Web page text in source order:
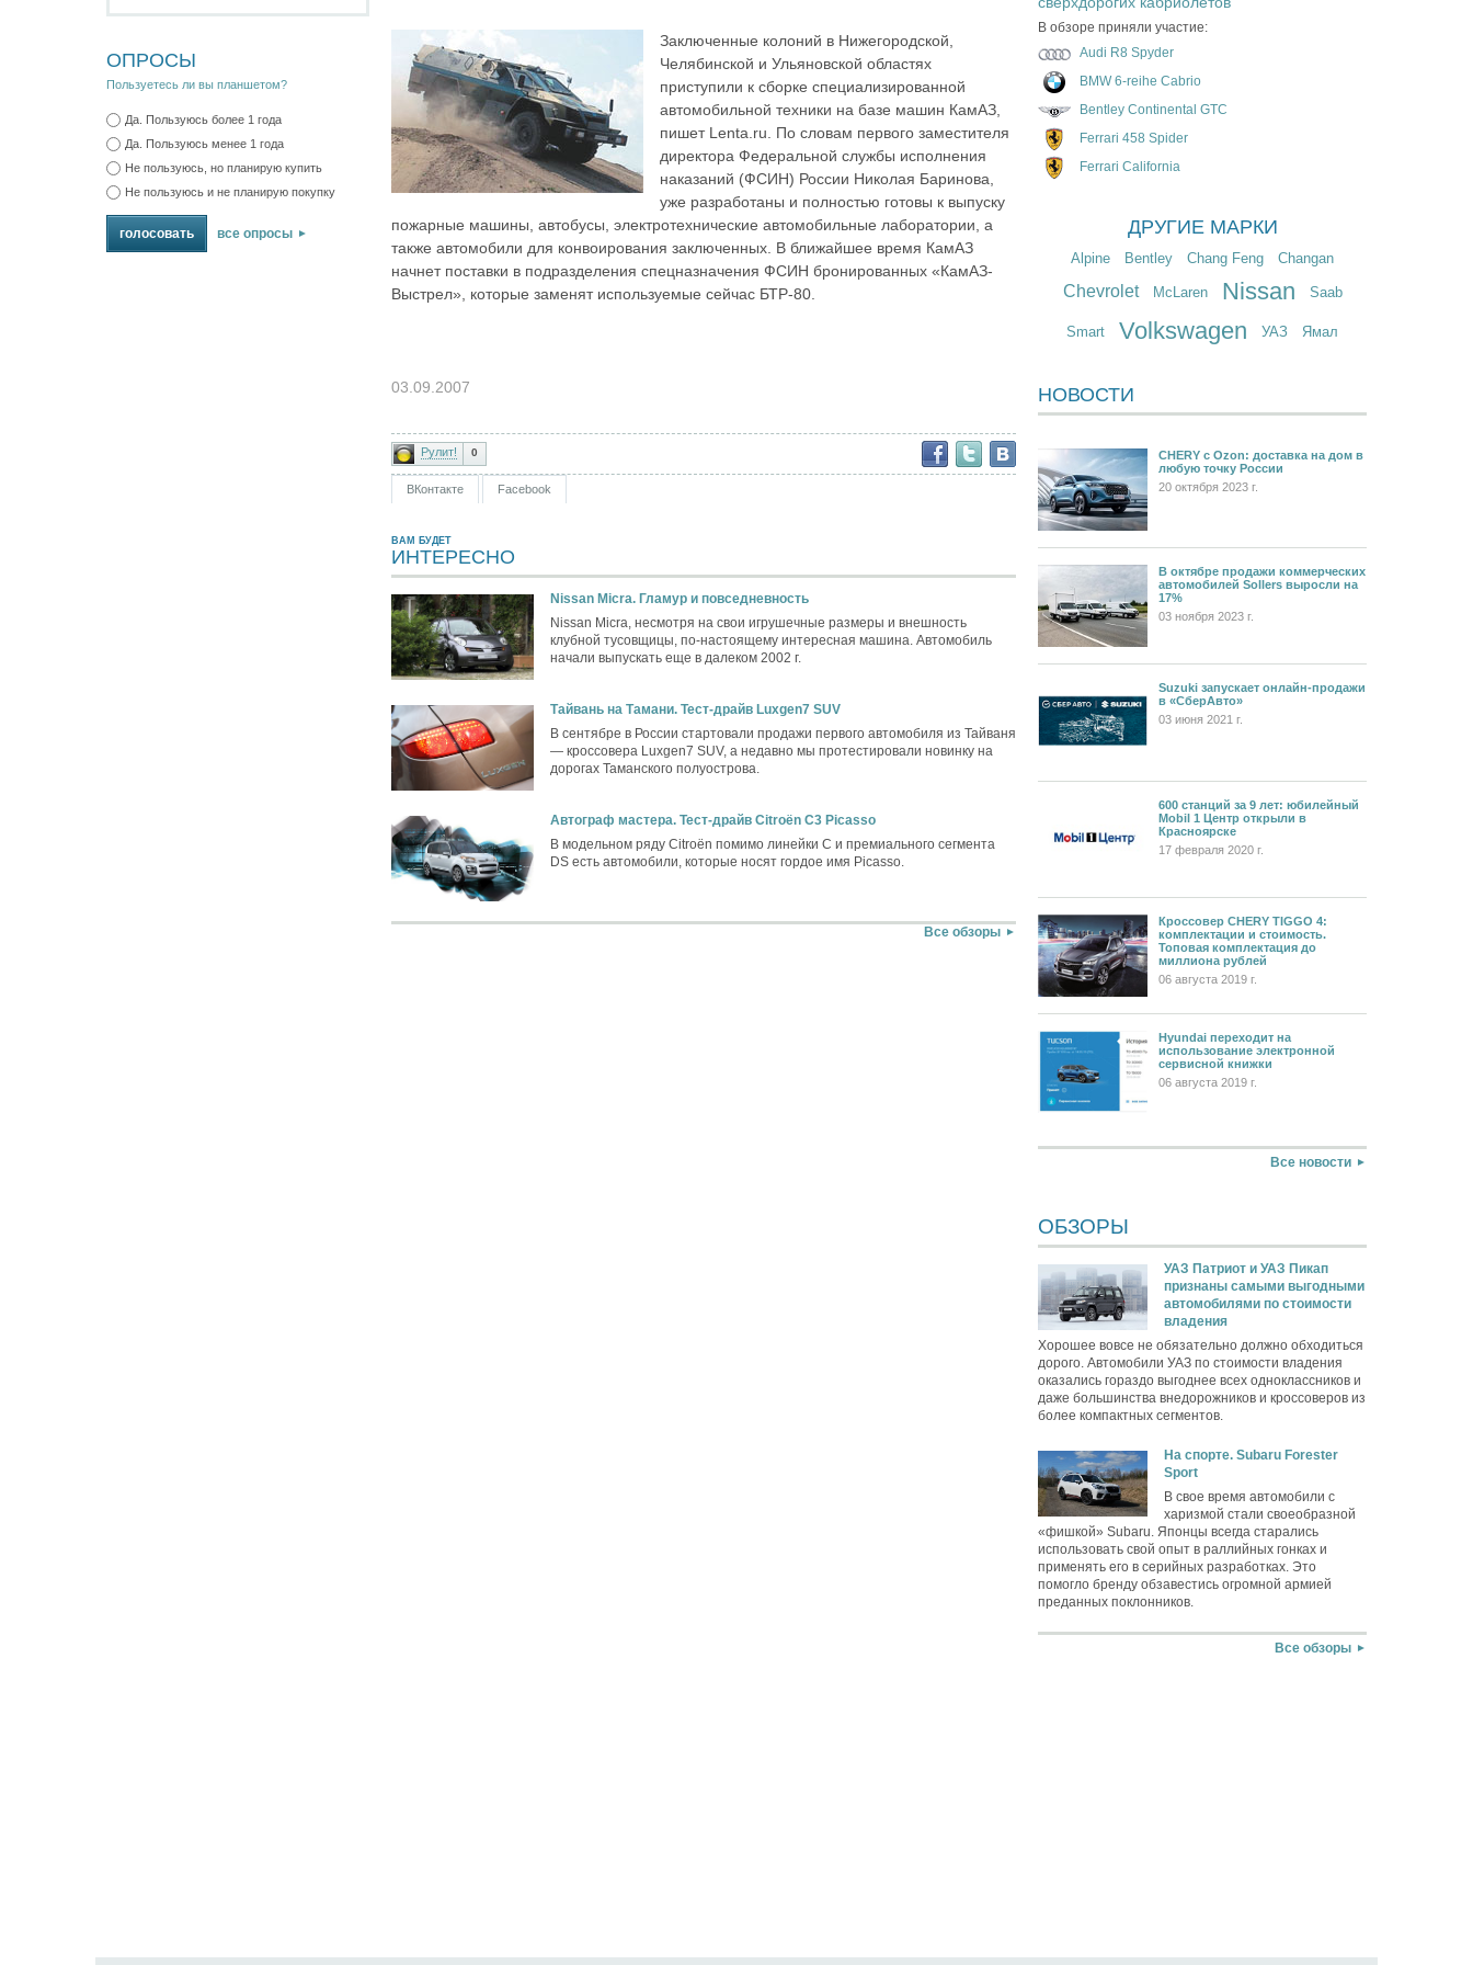
ОПРОСЫ
Пользуетесь ли вы планшетом?
Да. Пользуюсь более 1 года
Да. Пользуюсь менее 1 года
Не пользуюсь, но планирую купить
Не пользуюсь и не планирую покупку
все опросы
Заключенные колоний в Нижегородской,
Челябинской и Ульяновской областях
приступили к сборке специализированной
автомобильной техники на базе машин КамАЗ,
пишет Lenta.ru. По словам первого заместителя
директора Федеральной службы исполнения
наказаний (ФСИН) России Николая Баринова,
уже разработаны и полностью готовы к выпуску
пожарные машины, автобусы, электротехнические автомобильные лаборатории, а
также автомобили для конвоирования заключенных. В ближайшее время КамАЗ
начнет поставки в подразделения спецназначения ФСИН бронированных «КамАЗ-
Выстрел», которые заменят используемые сейчас БТР-80.
03.09.2007
Рулит! 0
ВКонтакте Facebook
ВАМ БУДЕТ
ИНТЕРЕСНО
Nissan Micra. Гламур и повседневность
Nissan Micra, несмотря на свои игрушечные размеры и внешность
клубной тусовщицы, по-настоящему интересная машина. Автомобиль
начали выпускать еще в далеком 2002 г.
Тайвань на Тамани. Тест-драйв Luxgen7 SUV
В сентябре в России стартовали продажи первого автомобиля из Тайваня
— кроссовера Luxgen7 SUV, а недавно мы протестировали новинку на
дорогах Таманского полуострова.
Автограф мастера. Тест-драйв Citroёn C3 Picasso
В модельном ряду Citroёn помимо линейки C и премиального сегмента
DS есть автомобили, которые носят гордое имя Picasso.
Все обзоры
В обзоре приняли участие:
Audi R8 Spyder
BMW 6-reihe Cabrio
Bentley Continental GTC
Ferrari 458 Spider
Ferrari California
ДРУГИЕ МАРКИ
Alpine Bentley Chang Feng Changan
Chevrolet McLaren Nissan Saab
Smart Volkswagen УАЗ Ямал
НОВОСТИ
CHERY c Ozon: доставка на дом в
любую точку России
20 октября 2023 г.
В октябре продажи коммерческих
автомобилей Sollers выросли на
17%
03 ноября 2023 г.
Suzuki запускает онлайн-продажи
в «СберАвто»
03 июня 2021 г.
600 станций за 9 лет: юбилейный
Mobil 1 Центр открыли в
Красноярске
17 февраля 2020 г.
Кроссовер CHERY TIGGO 4:
комплектации и стоимость.
Топовая комплектация до
миллиона рублей
06 августа 2019 г.
Hyundai переходит на
использование электронной
сервисной книжки
06 августа 2019 г.
Все новости
ОБЗОРЫ
УАЗ Патриот и УАЗ Пикап
признаны самыми выгодными
автомобилями по стоимости
владения
Хорошее вовсе не обязательно должно обходиться
дорого. Автомобили УАЗ по стоимости владения
оказались гораздо выгоднее всех одноклассников и
даже большинства внедорожников и кроссоверов из
более компактных сегментов.
На спорте. Subaru Forester
Sport
В свое время автомобили с
харизмой стали своеобразной
«фишкой» Subaru. Японцы всегда старались
использовать свой опыт в раллийных гонках и
применять его в серийных разработках. Это
помогло бренду обзавестись огромной армией
преданных поклонников.
Все обзоры